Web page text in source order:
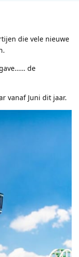
die vele nieuwe
de
vanaf Juni dit jaar.